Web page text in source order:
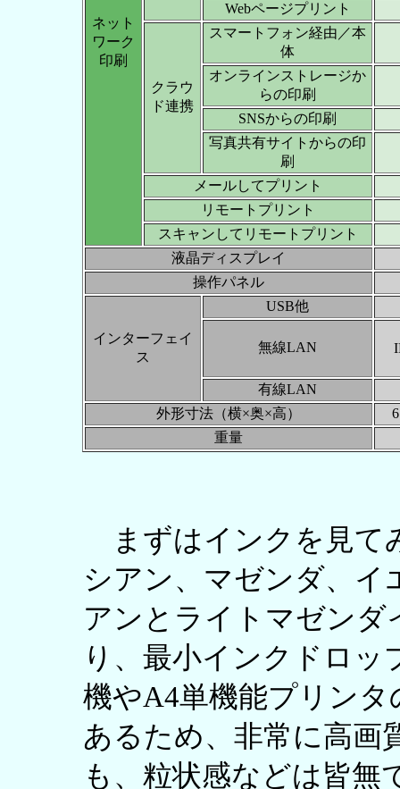
ネット
ワーク
印刷
Webページプリント
クラウ
ド連携
スマートフォン経由／本
体
オンラインストレージか
らの印刷
SNSからの印刷
写真共有サイトからの印
刷
メールしてプリント
リモートプリント
スキャンしてリモートプリント
液晶ディスプレイ
操作パネル
インターフェイ
ス
USB他
無線LAN
有線LAN
外形寸法（横×奥×高）
重量
まずはインクを見て
シアン、マゼンダ、イ
アンとライトマゼンダ
り、最小インクドロッ
機やA4単機能プリン
あるため、非常に高画
も、粒状感などは皆無